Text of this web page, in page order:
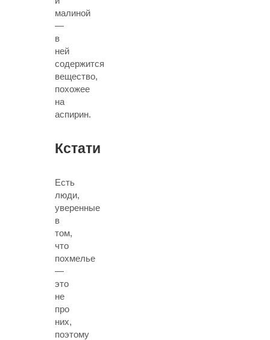
малиной
—
в
ней
содержится
вещество,
похожее
на
аспирин.
Кстати
Есть
люди,
уверенные
в
том,
что
похмелье
—
это
не
про
них,
поэтому